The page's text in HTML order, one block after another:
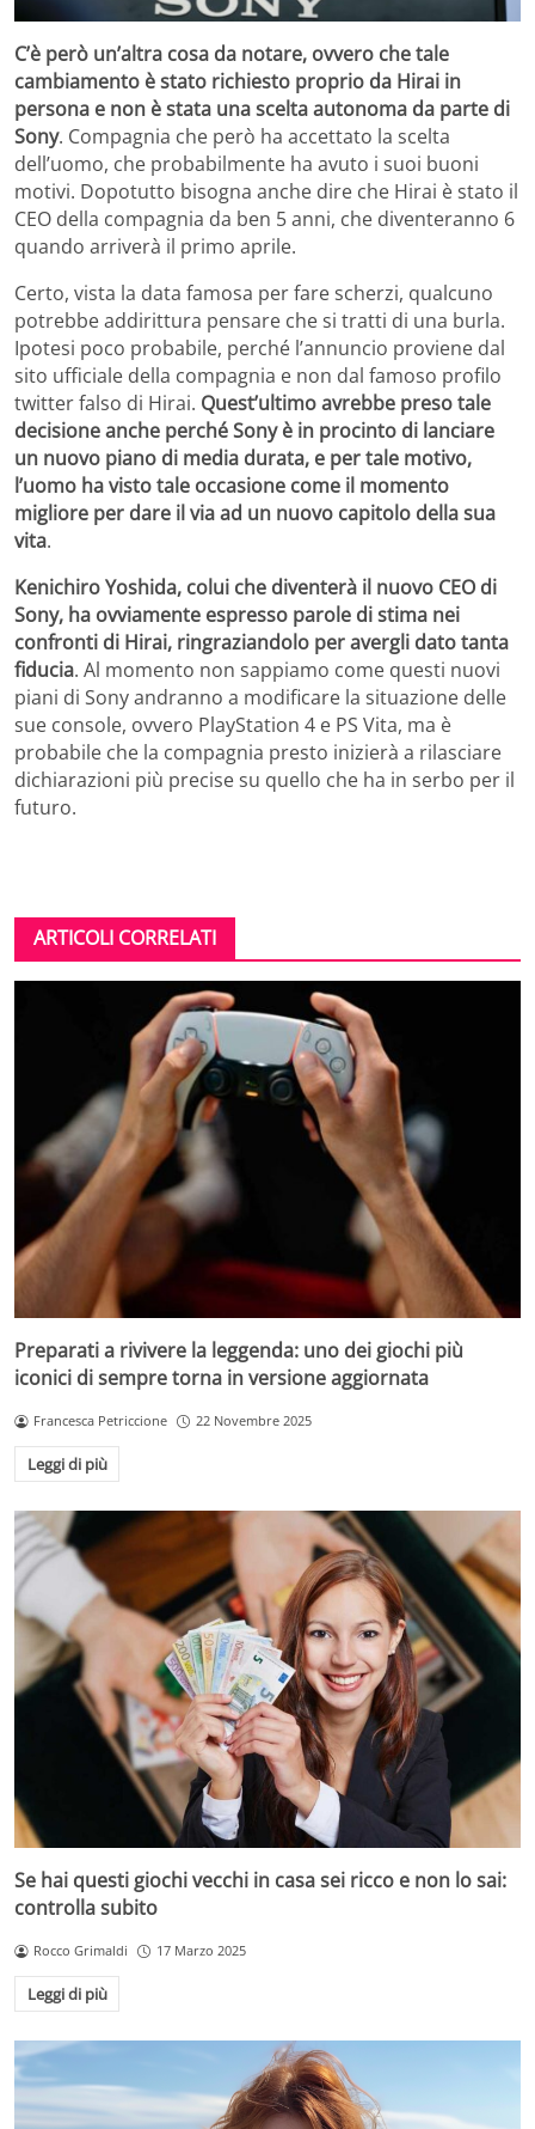
C’è però un’altra cosa da notare, ovvero che tale
cambiamento è stato richiesto proprio da Hirai in
persona e non è stata una scelta autonoma da parte di
Sony. Compagnia che però ha accettato la scelta
dell’uomo, che probabilmente ha avuto i suoi buoni
motivi. Dopotutto bisogna anche dire che Hirai è stato il
CEO della compagnia da ben 5 anni, che diventeranno 6
quando arriverà il primo aprile.
Certo, vista la data famosa per fare scherzi, qualcuno
potrebbe addirittura pensare che si tratti di una burla.
Ipotesi poco probabile, perché l’annuncio proviene dal
sito ufficiale della compagnia e non dal famoso profilo
twitter falso di Hirai. Quest’ultimo avrebbe preso tale
decisione anche perché Sony è in procinto di lanciare
un nuovo piano di media durata, e per tale motivo,
l’uomo ha visto tale occasione come il momento
migliore per dare il via ad un nuovo capitolo della sua
vita.
Kenichiro Yoshida, colui che diventerà il nuovo CEO di
Sony, ha ovviamente espresso parole di stima nei
confronti di Hirai, ringraziandolo per avergli dato tanta
fiducia. Al momento non sappiamo come questi nuovi
piani di Sony andranno a modificare la situazione delle
sue console, ovvero PlayStation 4 e PS Vita, ma è
probabile che la compagnia presto inizierà a rilasciare
dichiarazioni più precise su quello che ha in serbo per il
futuro.
ARTICOLI CORRELATI
Preparati a rivivere la leggenda: uno dei giochi più
iconici di sempre torna in versione aggiornata
Francesca Petriccione 22 Novembre 2025
Leggi di più
Se hai questi giochi vecchi in casa sei ricco e non lo sai:
controlla subito
Rocco Grimaldi 17 Marzo 2025
Leggi di più